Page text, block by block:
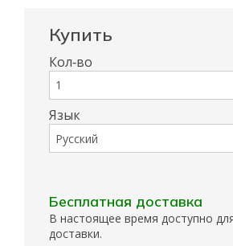
Купить
Кол‑во
Язык
Бесплатная доставка
В настоящее время доступно
доставки.